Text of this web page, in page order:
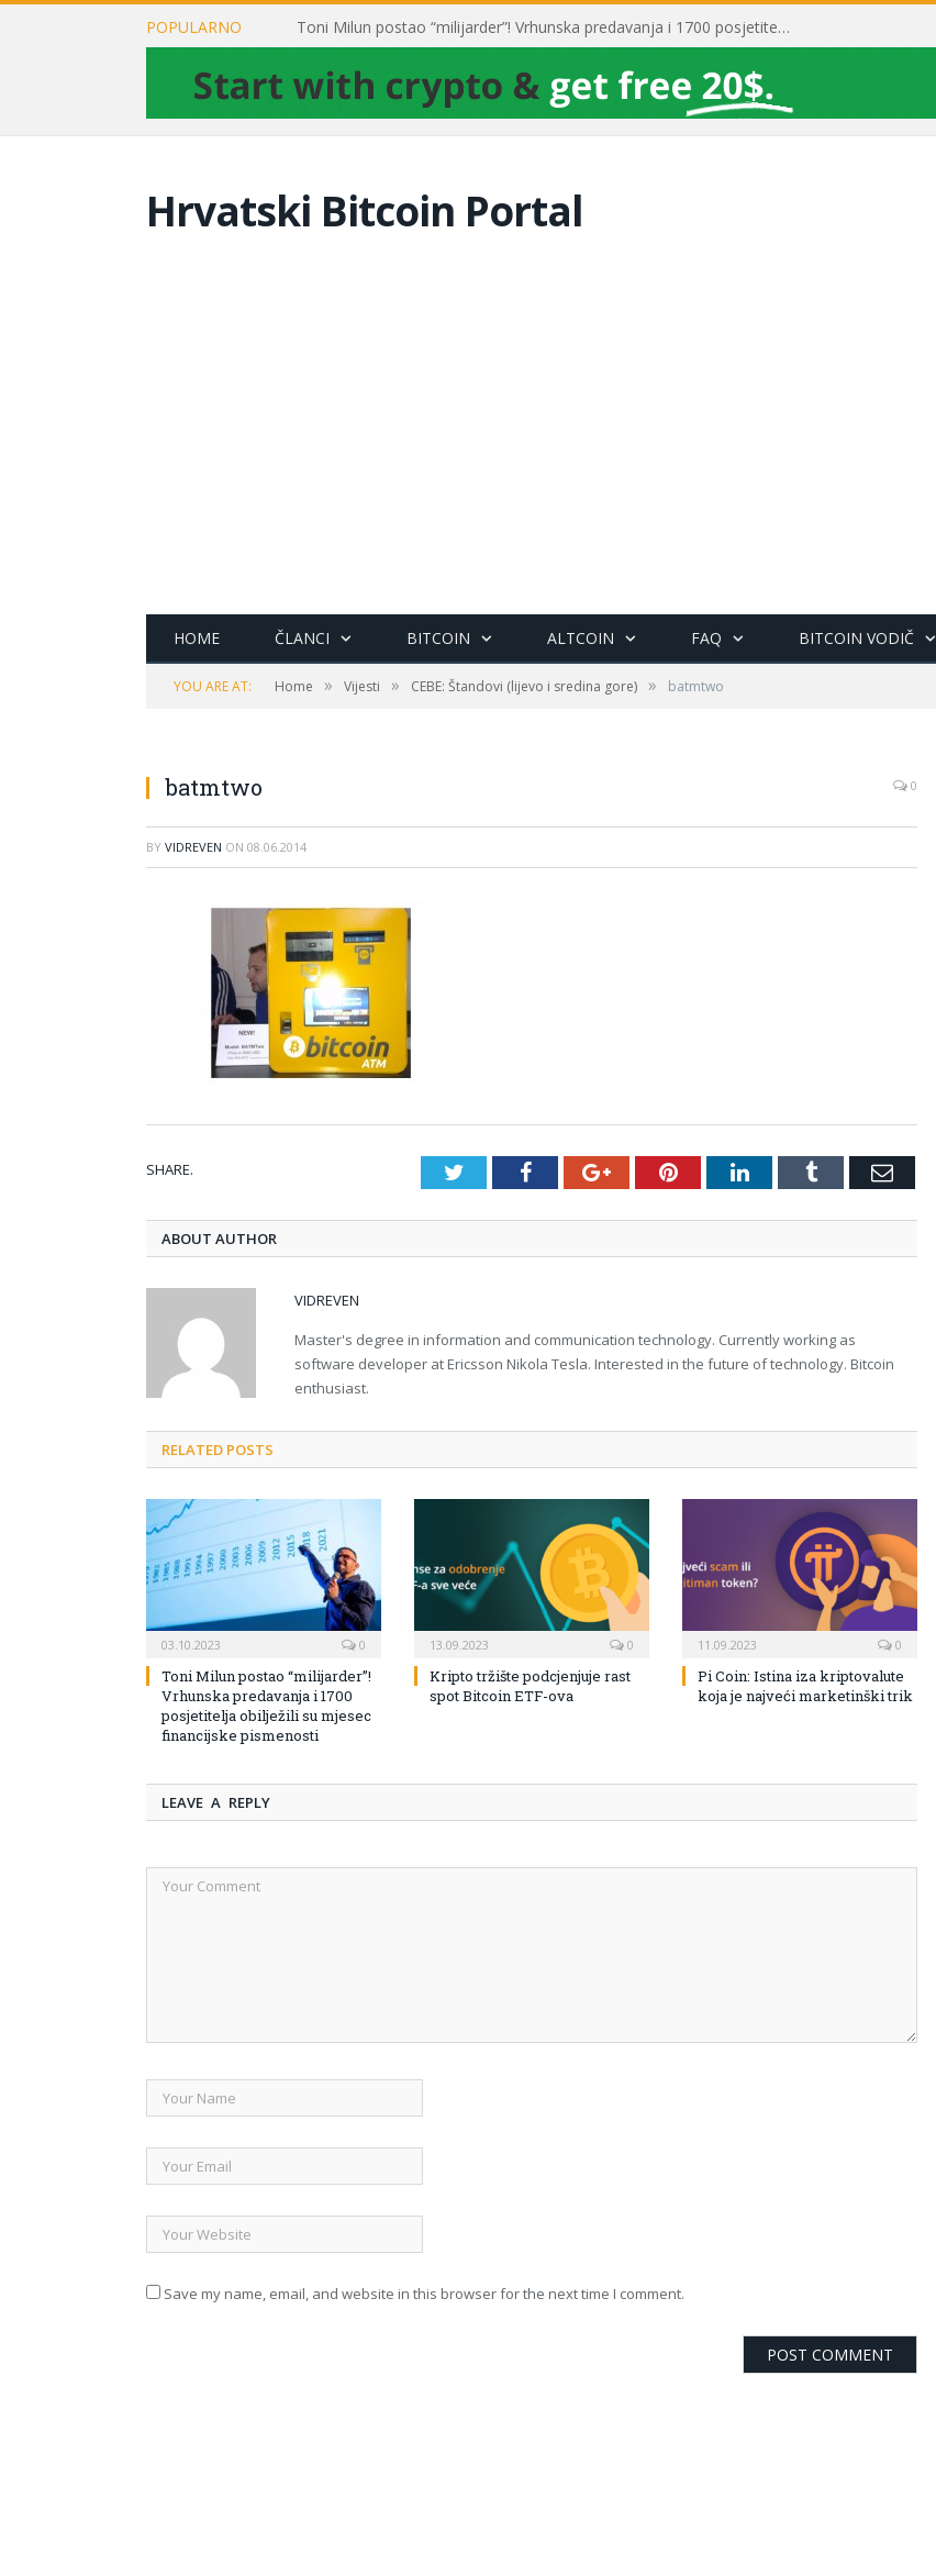
POPULARNO Toni Milun postao “milijarder”! Vrhunska predavanja i 1700 posjetitelja obilježili su mjesec financijske pismenosti
Hrvatski Bitcoin Portal
HOME ČLANCI BITCOIN ALTCOIN FAQ BITCOIN VODIČ
YOU ARE AT: Home » Vijesti » CEBE: Štandovi (lijevo i sredina gore) » batmtwo
batmtwo 0
BY VIDREVEN ON 08.06.2014
SHARE. TwitterFacebookGoogle+PinterestLinkedInTumblr Email
ABOUT AUTHOR
VIDREVEN
Master's degree in information and communication technology. Currently working as
software developer at Ericsson Nikola Tesla. Interested in the future of technology. Bitcoin
enthusiast.
RELATED POSTS
03.10.2023 0
Toni Milun postao “milijarder”!
Vrhunska predavanja i 1700
posjetitelja obilježili su mjesec
financijske pismenosti
13.09.2023 0
Kripto tržište podcjenjuje rast
spot Bitcoin ETF-ova
11.09.2023 0
Pi Coin: Istina iza kriptovalute
koja je najveći marketinški trik
LEAVE A REPLY
Save my name, email, and website in this browser for the next time I comment.